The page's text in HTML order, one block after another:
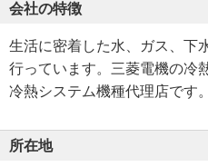
会社の特徴
生活に密着した水、ガス、下
行っています。三菱電機の冷
冷熱システム機種代理店です。
所在地